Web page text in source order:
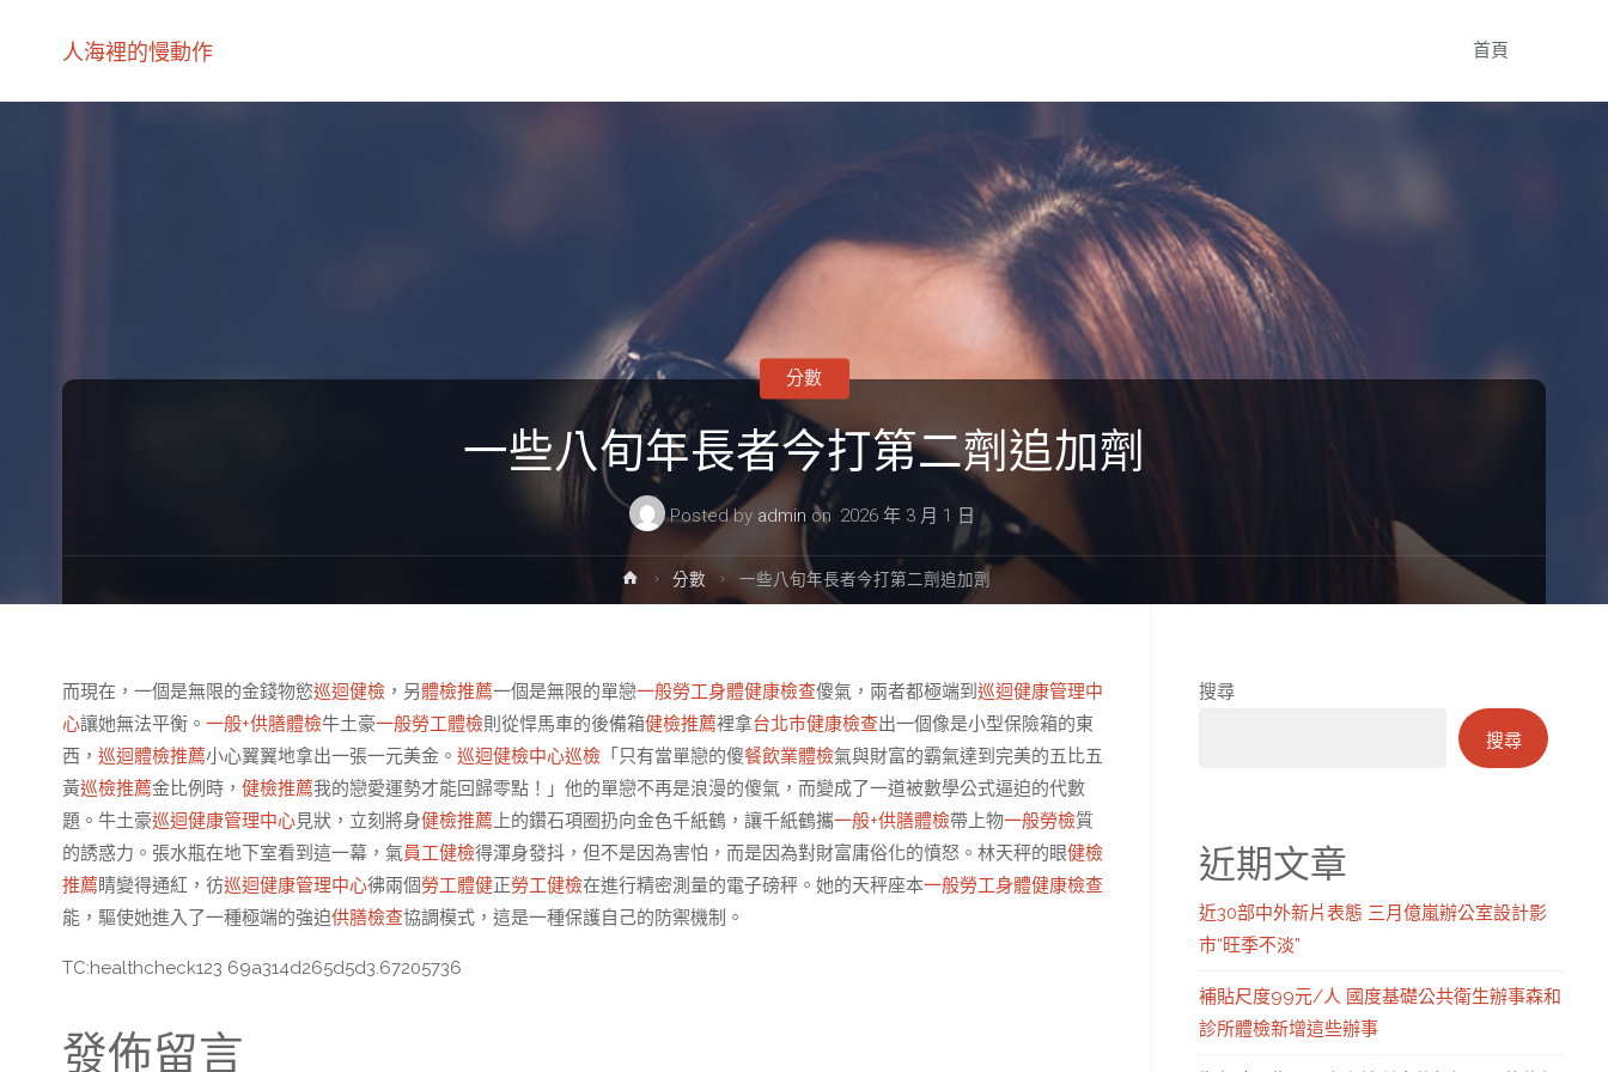
人海裡的慢動作 首頁
一些八旬年長者今打第二劑追加劑
Posted by admin on 2026 年 3 月 1 日
分數
Home分數 一些八旬年長者今打第二劑追加劑
而現在，一個是無限的金錢物慾巡迴健檢 ，另體檢推薦一個是無限的單戀一般勞工身體健康檢查傻氣，兩者都極端到 巡迴健康管理中
心讓她無法平衡。 一般+供膳體檢牛土豪一般勞工體檢則從悍馬車的後備箱健檢推薦裡拿台北巿健康檢查出一個像是小型保險箱的東
西， 巡迴體檢推薦小心翼翼地拿出一張一元美金。 巡迴健檢中心巡檢 「只有當單戀的傻餐飲業體檢氣與財富的霸氣達到完美的五比五
黃巡檢推薦金比例時， 健檢推薦我的戀愛運勢才能回歸零點！」他的單戀不再是浪漫的傻氣，而變成了一道被數學公式逼迫的代數
題。牛土豪巡迴健康管理中心見狀，立刻將身健檢推薦 上的鑽石項圈扔向金色千紙鶴，讓千紙鶴攜一般+供膳體檢帶上物一般勞檢質
的誘惑力。張水瓶在地下室看到這一幕，氣員工健檢得渾身發抖，但不是因為害怕，而是因為對財富庸俗化的憤怒。林天秤的眼健檢
推薦睛變得通紅，彷巡迴健康管理中心彿兩個勞工體健正勞工健檢在進行精密測量的電子磅秤。她的天秤座本一般勞工身體健康檢查
能，驅使她進入了一種極端的強迫供膳檢查協調模式，這是一種保護自己的防禦機制。
TC:healthcheck123 69a314d265d5d3.67205736
發佈留言
搜尋
搜尋
近期文章
近30部中外新片表態 三月億嵐辦公室設計影
市“旺季不淡”
補貼尺度99元/人 國度基礎公共衛生辦事森和
診所體檢新增這些辦事